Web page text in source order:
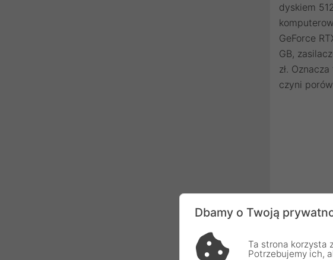
dyskiem
GeForce
GB,
zł.
czyni
Dbamy o Twoją
Ta strona korzysta
Potrzebujemy ich,